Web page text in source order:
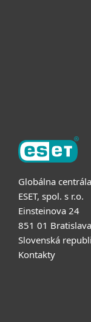
Globálna centrála
ESET, spol. s r.o.
Einsteinova 24
851 01
Slovenská
Kontakty